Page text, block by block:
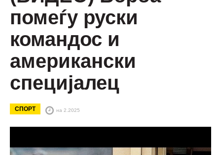
помеѓу руски
командос и
американски
специјалец
СПОРТ на 2.2025